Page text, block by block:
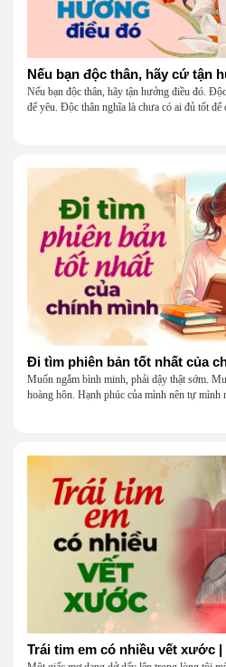
Nếu bạn độc thân, hãy tận hưởng điều đó.
để yêu. Độc thân nghĩa là chưa có ai đủ tốt để
Muốn ngắm bình minh, phải dậy thật sớm.
hoàng hôn. Hạnh phúc của mình nên tự mình
Trái tim em có nhiều vết xước |